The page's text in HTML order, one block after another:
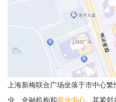
上海新梅联合广场坐落于市中心
业、金融机构和商业中心。其紧邻